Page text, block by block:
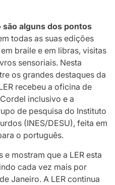
são alguns dos pontos
todas as suas edições
braile e em libras, visitas
sensoriais. Nesta
os grandes destaques da
recebeu a oficina de
inclusivo e a
de pesquisa do Instituto
(INES/DESU), feita em
o português.
e mostram que a LER esta
cada vez mais por
Janeiro. A LER continua